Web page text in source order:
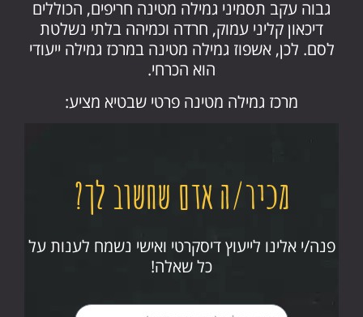
גבוה עקב תסמיני גמילה מטינה חריפים, הכוללים
דיכאון קליני עמוק, חרדה וכמיהה בלתי נשלטת
לסם. לכן, אשפוז גמילה מטינה במרכז גמילה ייעודי
הוא הכרחי.
מרכז גמילה מטינה פרטי שבטיא מציע:
מכיר/ה אדם שחשוב לך?
פנה/י אלינו לייעוץ דיסקרטי ואישי נשמח לענות על
כל שאלה!